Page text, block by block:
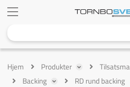
Hjem Produkter
Backing
RD rund backing